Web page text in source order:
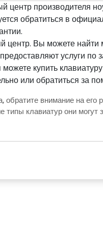
производителя
обратиться в
центр. Вы можете
услуги по
купить
или обратиться за
обратите внимание на
типы клавиатур они